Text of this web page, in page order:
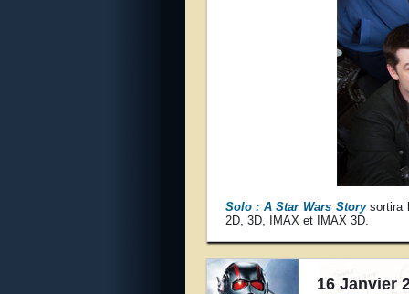
Solo : A Star Wars Storysortira
2D, 3D, IMAX et IMAX 3D.
16 Janvier